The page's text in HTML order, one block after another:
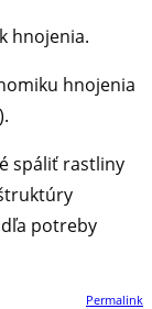
hnojenia.
hnojenia
spáliť rastliny
potreby
Permalink